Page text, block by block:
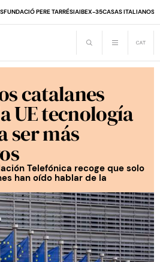
FUNDACIÓ PERE TARRÉSIAIBEX-35CASAS ITALIANOS
catalanes
UE tecnología
ser más
Telefónica recoge que solo
han oído hablar de la